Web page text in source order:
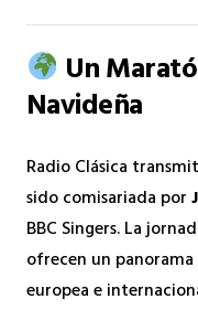
Un
Navideña
Radio Clásica
sido comisariada por
BBC Singers. La
ofrecen un
europea e